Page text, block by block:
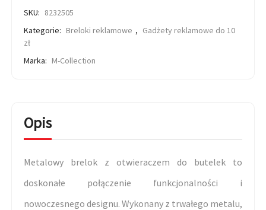
SKU: 8232505
Kategorie: Breloki reklamowe , Gadżety reklamowe do 10
zł
Marka: M-Collection
Opis
Metalowy brelok z otwieraczem do butelek to
doskonałe połączenie funkcjonalności i
nowoczesnego designu. Wykonany z trwałego metalu,